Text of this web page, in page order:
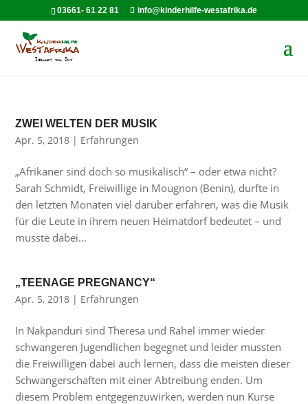
03661- 61 22 81 info@kinderhilfe-westafrika.de
ZWEI WELTEN DER MUSIK
Apr. 5, 2018 | Erfahrungen
„Afrikaner sind doch so musikalisch“ – oder etwa nicht?
Sarah Schmidt, Freiwillige in Mougnon (Benin), durfte in
den letzten Monaten viel darüber erfahren, was die Musik
für die Leute in ihrem neuen Heimatdorf bedeutet – und
musste dabei...
„TEENAGE PREGNANCY“
Apr. 5, 2018 | Erfahrungen
In Nakpanduri sind Theresa und Rahel immer wieder
schwangeren Jugendlichen begegnet und leider mussten
die Freiwilligen dabei auch lernen, dass die meisten dieser
Schwangerschaften mit einer Abtreibung enden. Um
diesem Problem entgegenzuwirken, werden nun Kurse